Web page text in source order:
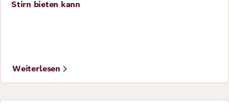
Stirn bieten kann
Weiterlesen